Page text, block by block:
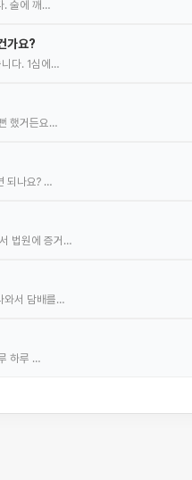
. 술에 깨…
가요?
다. 1심에…
했거든요…
되나요? …
법원에 증거…
와서 담배를…
하루 …